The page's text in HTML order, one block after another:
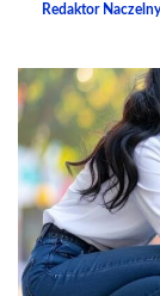
Redaktor